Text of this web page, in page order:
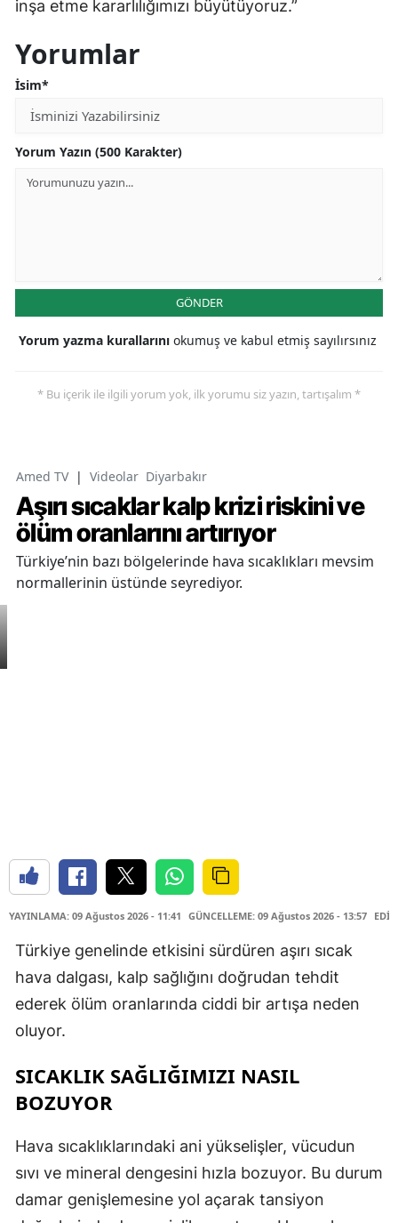
inşa etme kararlılığımızı büyütüyoruz.”
Yorumlar
İsim*
Yorum Yazın (500 Karakter)
GÖNDER
Yorum yazma kurallarını okumuş ve kabul etmiş sayılırsınız
* Bu içerik ile ilgili yorum yok, ilk yorumu siz yazın, tartışalım *
Amed TV | Videolar Diyarbakır
Aşırı sıcaklar kalp krizi riskini ve
ölüm oranlarını artırıyor
Türkiye’nin bazı bölgelerinde hava sıcaklıkları mevsim
normallerinin üstünde seyrediyor.
YAYINLAMA: 09 Ağustos 2026 - 11:41 GÜNCELLEME: 09 Ağustos 2026 - 13:57
Türkiye genelinde etkisini sürdüren aşırı sıcak
hava dalgası, kalp sağlığını doğrudan tehdit
ederek ölüm oranlarında ciddi bir artışa neden
oluyor.
SICAKLIK SAĞLIĞIMIZI NASIL
BOZUYOR
Hava sıcaklıklarındaki ani yükselişler, vücudun
sıvı ve mineral dengesini hızla bozuyor. Bu durum
damar genişlemesine yol açarak tansiyon